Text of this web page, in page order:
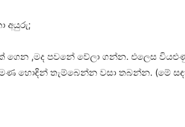
අයුරු;
ගෙන ,මද පවනේ වේලා ගන්න. එලෙස
හොඳින් තැම්බෙන්න වසා තබන්න. (මේ